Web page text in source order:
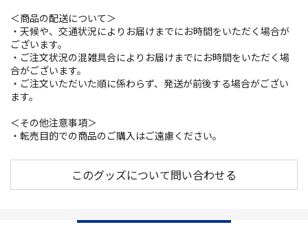
＜商品の配送について＞
・天候や、交通状況によりお届けまでにお時間をいただく場合が
ございます。
・ご注文状況の混雑具合によりお届けまでにお時間をいただく場
合がございます。
・ご注文いただいた順に係わらず、発送が前後する場合がござい
ます。
＜その他注意事項＞
・転売目的での商品のご購入はご遠慮ください。
このグッズについて問い合わせる